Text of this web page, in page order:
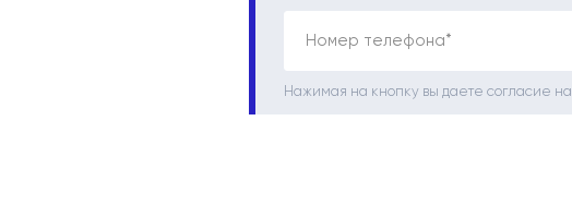
Номер телефона*
Нажимая на кнопку вы даете согласие на